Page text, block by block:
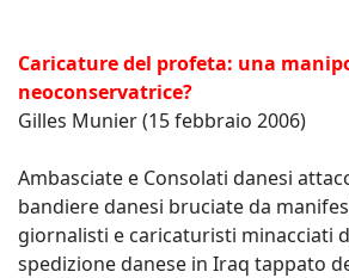
Caricature del profeta: una
neoconservatrice?
Gilles Munier (15 febbraio 2006)
Ambasciate e Consolati danesi
bandiere danesi bruciate da
giornalisti e caricaturisti minacciati
spedizione danese in Iraq tappato